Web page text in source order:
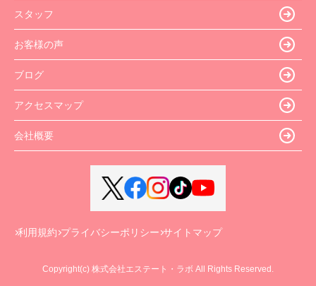
スタッフ
お客様の声
ブログ
アクセスマップ
会社概要
利用規約 プライバシーポリシー サイトマップ
Copyright(c) 株式会社エステート・ラボ All Rights Reserved.